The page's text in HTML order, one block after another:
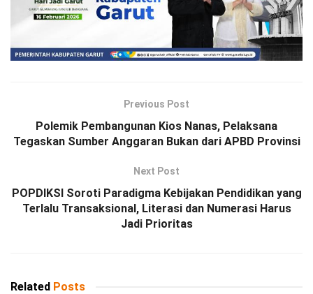
Previous Post
Polemik Pembangunan Kios Nanas, Pelaksana
Tegaskan Sumber Anggaran Bukan dari APBD Provinsi
Next Post
POPDIKSI Soroti Paradigma Kebijakan Pendidikan yang
Terlalu Transaksional, Literasi dan Numerasi Harus
Jadi Prioritas
Related Posts